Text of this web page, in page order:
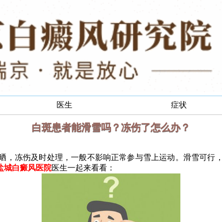
医生 症状
白斑患者能滑雪吗？冻伤了怎么办？
伤及时处理，一般不影响正常参与雪上运动。滑雪可行
城白癜风医院医生一起来看看：